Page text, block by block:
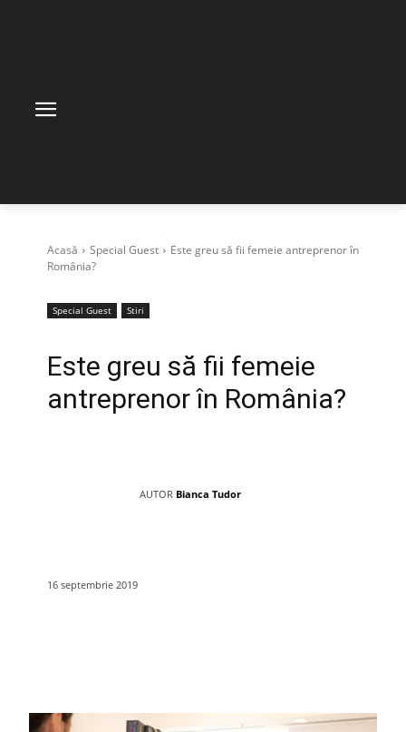
Acasă Special Guest
Este greu să fii femeie antreprenor în
România?
Special Guest Stiri
Este greu să fii femeie
antreprenor în România?
AUTOR Bianca Tudor
16 septembrie 2019